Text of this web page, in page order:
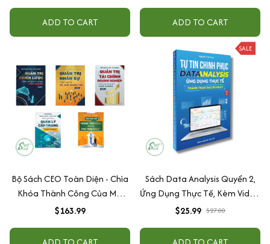
ADD TO CART ADD TO CART
Bộ Sách CEO Toàn Diện - Chìa
Khóa Thành Công Của Mọi
Doanh Nghiệp
$163.99
SALE
Sách Data Analysis Quyển 2,
Ứng Dụng Thực Tế, Kèm Video
Hướng Dẫn Thành Thạo Sau
$25.99 $27.00